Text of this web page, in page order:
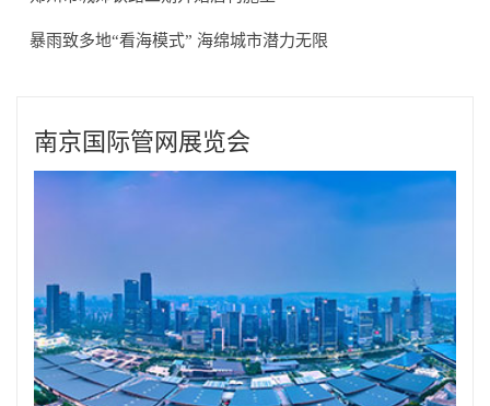
暴雨致多地“看海模式” 海绵城市潜力无限
南京国际管网展览会